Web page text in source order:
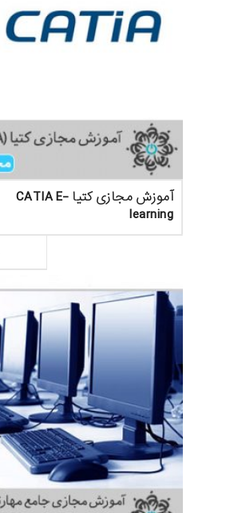
آموزش مجازی کتیا CATIA E-
learning